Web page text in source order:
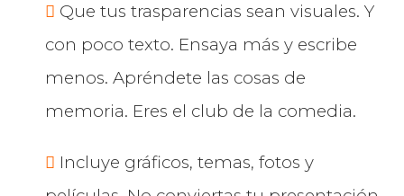
Que tus trasparencias sean visuales. Y
con poco texto. Ensaya más y escribe
menos. Apréndete las cosas de
memoria. Eres el club de la comedia.
Incluye gráficos, temas, fotos y